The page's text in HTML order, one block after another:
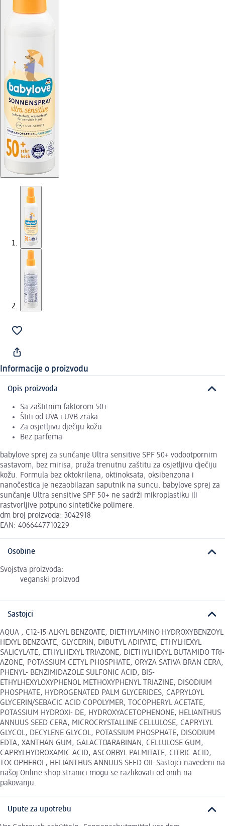
Informacije o proizvodu
Opis proizvoda
Sa zaštitnim faktorom 50+
Štiti od UVA i UVB zraka
Za osjetljivu dječiju kožu
Bez parfema
babylove sprej za sunčanje Ultra sensitive SPF 50+ vodootpornim
sastavom, bez mirisa, pruža trenutnu zaštitu za osjetljivu dječiju
kožu. Formula bez oktokrilena, oktinoksata, oksibenzona i
nanočestica je nezaobilazan saputnik na suncu. babylove sprej za
sunčanje Ultra sensitive SPF 50+ ne sadrži mikroplastiku ili
rastvorljive potpuno sintetičke polimere.
dm broj proizvoda: 3042918
EAN: 4066447710229
Osobine
Svojstva proizvoda:
veganski proizvod
Sastojci
AQUA , C12-15 ALKYL BENZOATE, DIETHYLAMINO HYDROXYBENZOYL
HEXYL BENZOATE, GLYCERIN, DIBUTYL ADIPATE, ETHYLHEXYL
SALICYLATE, ETHYLHEXYL TRIAZONE, DIETHYLHEXYL BUTAMIDO TRI-
AZONE, POTASSIUM CETYL PHOSPHATE, ORYZA SATIVA BRAN CERA,
PHENYL- BENZIMIDAZOLE SULFONIC ACID, BIS-
ETHYLHEXYLOXYPHENOL METHOXYPHENYL TRIAZINE, DISODIUM
PHOSPHATE, HYDROGENATED PALM GLYCERIDES, CAPRYLOYL
GLYCERIN/SEBACIC ACID COPOLYMER, TOCOPHERYL ACETATE,
POTASSIUM HYDROXI- DE, HYDROXYACETOPHENONE, HELIANTHUS
ANNUUS SEED CERA, MICROCRYSTALLINE CELLULOSE, CAPRYLYL
GLYCOL, DECYLENE GLYCOL, POTASSIUM PHOSPHATE, DISODIUM
EDTA, XANTHAN GUM, GALACTOARABINAN, CELLULOSE GUM,
CAPRYLHYDROXAMIC ACID, ASCORBYL PALMITATE, CITRIC ACID,
TOCOPHEROL, HELIANTHUS ANNUUS SEED OIL Sastojci navedeni na
našoj Online shop stranici mogu se razlikovati od onih na
pakovanju.
Upute za upotrebu